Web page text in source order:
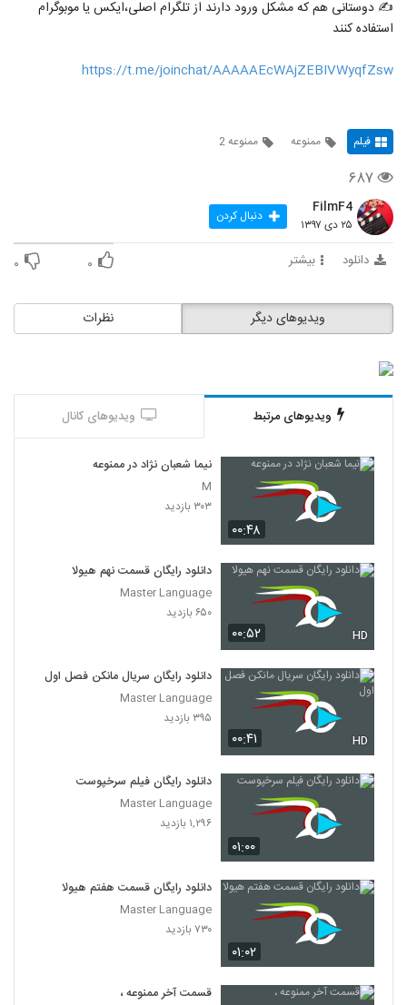
✍ دوستانی هم که مشکل ورود دارند از تلگرام اصلی،ایکس یا موبوگرام
استفاده کنند
https://t.me/joinchat/AAAAAEcWAjZEBIVWyqfZsw
فیلم ممنوعه ممنوعه 2
۶۸۷
FilmF4
۲۵ دی ۱۳۹۷ دنبال کردن
دانلود بیشتر ۰ ۰
نظرات ویدیوهای دیگر
ویدیوهای مرتبط ویدیوهای کانال
۰۰:۴۸
نیما شعبان نژاد در ممنوعه
M
۳۰۳ بازدید
۰۰:۵۲ HD
دانلود رایگان قسمت نهم هیولا
Master Language
۶۵۰ بازدید
۰۰:۴۱ HD
دانلود رایگان سریال مانکن فصل اول
Master Language
۳۹۵ بازدید
۰۱:۰۰
دانلود رایگان فیلم سرخپوست
Master Language
۱,۲۹۶ بازدید
۰۱:۰۲
دانلود رایگان قسمت هفتم هیولا
Master Language
۷۳۰ بازدید
قسمت آخر ممنوعه ،